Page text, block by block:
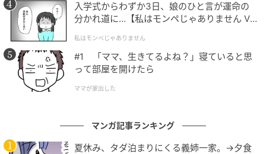
入学式からわずか3日、娘のひと言が運命の
分かれ道に…【私はモンペじゃありません Vo
私はモンペじゃありません
#1 「ママ、生きてるよね？」寝ていると思
って部屋を開けたら
ママが家出した
マンガ記事ランキング
夏休み、タダ泊まりにくる義姉一家。→夕食